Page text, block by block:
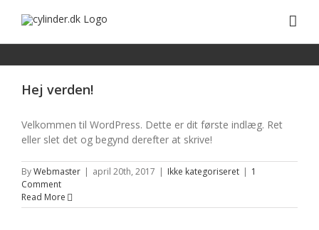
Hej verden!
Velkommen til WordPress. Dette er dit første indlæg. Ret
eller slet det og begynd derefter at skrive!
ByWebmaster | april 20th, 2017 | Ikke kategoriseret | 1
Comment
Read More